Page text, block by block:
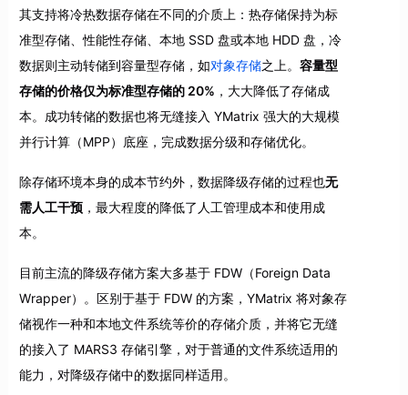
其支持将冷热数据存储在不同的介质上：热存储保持为标
准型存储、性能性存储、本地 SSD 盘或本地 HDD 盘，冷
数据则主动转储到容量型存储，如对象存储之上。 容量型
存储的价格仅为标准型存储的 20% ，大大降低了存储成
本。成功转储的数据也将无缝接入 YMatrix 强大的大规模
并行计算（MPP）底座，完成数据分级和存储优化。
除存储环境本身的成本节约外，数据降级存储的过程也无
需人工干预，最大程度的降低了人工管理成本和使用成
本。
目前主流的降级存储方案大多基于 FDW（Foreign Data
Wrapper）。区别于基于 FDW 的方案，YMatrix 将对象存
储视作一种和本地文件系统等价的存储介质，并将它无缝
的接入了 MARS3 存储引擎，对于普通的文件系统适用的
能力，对降级存储中的数据同样适用。